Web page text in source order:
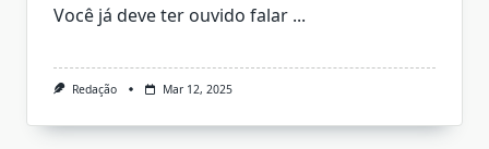
Você já deve ter ouvido falar ...
Redação Mar 12, 2025